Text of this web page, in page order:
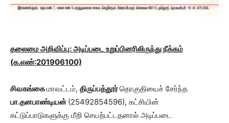
தலைமை அறிவிப்பு: அடிப்படை உறுப்பினரிலிருந்து நீக்கம்
(க.எண்:201906100)
சிவகங்கைமாவட்டம், திருப்பத்தூர்தொகுதியைச் சேர்ந்த
பா.தனபாண்டியன் (25492854596), கட்சியின்
கட்டுப்பாடுகளுக்கு மீறி செயற்பட்டதனால் அடிப்படை